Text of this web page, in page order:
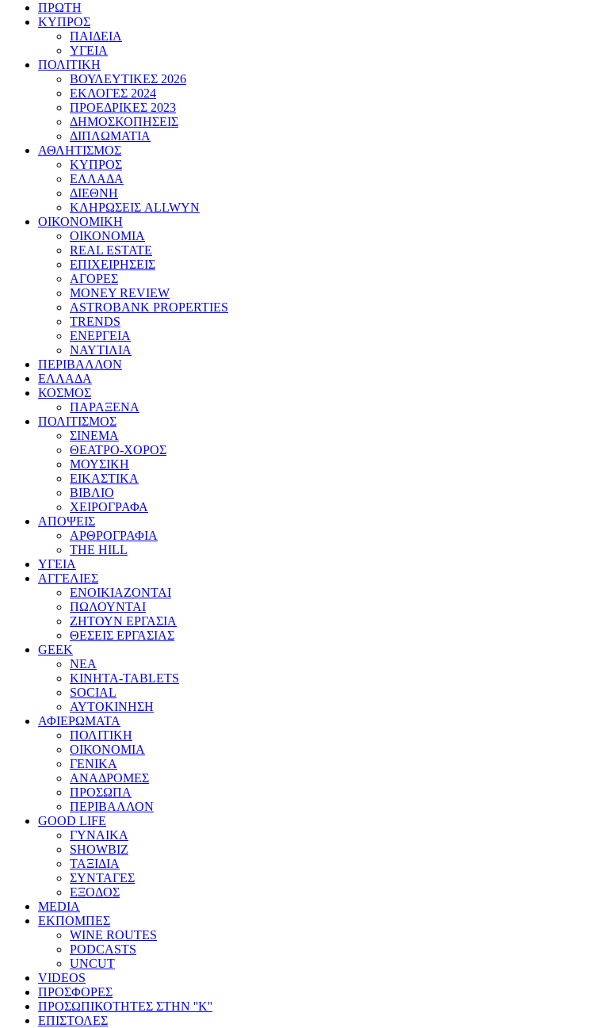
ΠΡΩΤΗ
ΚΥΠΡΟΣ
ΠΑΙΔΕΙΑ
ΥΓΕΙΑ
ΠΟΛΙΤΙΚΗ
ΒΟΥΛΕΥΤΙΚΕΣ 2026
ΕΚΛΟΓΕΣ 2024
ΠΡΟΕΔΡΙΚΕΣ 2023
ΔΗΜΟΣΚΟΠΗΣΕΙΣ
ΔΙΠΛΩΜΑΤΙΑ
ΑΘΛΗΤΙΣΜΟΣ
ΚΥΠΡΟΣ
ΕΛΛΑΔΑ
ΔΙΕΘΝΗ
ΚΛΗΡΩΣΕΙΣ ALLWYN
ΟΙΚΟΝΟΜΙΚΗ
ΟΙΚΟΝΟΜΙΑ
REAL ESTATE
ΕΠΙΧΕΙΡΗΣΕΙΣ
ΑΓΟΡΕΣ
MONEY REVIEW
ASTROBANK PROPERTIES
TRENDS
ΕΝΕΡΓΕΙΑ
ΝΑΥΤΙΛΙΑ
ΠΕΡΙΒΑΛΛΟΝ
ΕΛΛΑΔΑ
ΚΟΣΜΟΣ
ΠΑΡΑΞΕΝΑ
ΠΟΛΙΤΙΣΜΟΣ
ΣΙΝΕΜΑ
ΘΕΑΤΡΟ-ΧΟΡΟΣ
ΜΟΥΣΙΚΗ
ΕΙΚΑΣΤΙΚΑ
ΒΙΒΛΙΟ
ΧΕΙΡΟΓΡΑΦΑ
ΑΠΟΨΕΙΣ
ΑΡΘΡΟΓΡΑΦΙΑ
THE HILL
ΥΓΕΙΑ
ΑΓΓΕΛΙΕΣ
ΕΝΟΙΚΙΑΖΟΝΤΑΙ
ΠΩΛΟΥΝΤΑΙ
ΖΗΤΟΥΝ ΕΡΓΑΣΙΑ
ΘΕΣΕΙΣ ΕΡΓΑΣΙΑΣ
GEEK
ΝΕΑ
ΚΙΝΗΤΑ-TABLETS
SOCIAL
ΑΥΤΟΚΙΝΗΣΗ
ΑΦΙΕΡΩΜΑΤΑ
ΠΟΛΙΤΙΚΗ
ΟΙΚΟΝΟΜΙΑ
ΓΕΝΙΚΑ
ΑΝΑΔΡΟΜΕΣ
ΠΡΟΣΩΠΑ
ΠΕΡΙΒΑΛΛΟΝ
GOOD LIFE
ΓΥΝΑΙΚΑ
SHOWBIZ
ΤΑΞΙΔΙΑ
ΣΥΝΤΑΓΕΣ
ΕΞΟΔΟΣ
MEDIA
ΕΚΠΟΜΠΕΣ
WINE ROUTES
PODCASTS
UNCUT
VIDEOS
ΠΡΟΣΦΟΡΕΣ
ΠΡΟΣΩΠΙΚΟΤΗΤΕΣ ΣΤΗΝ ''Κ''
ΕΠΙΣΤΟΛΕΣ